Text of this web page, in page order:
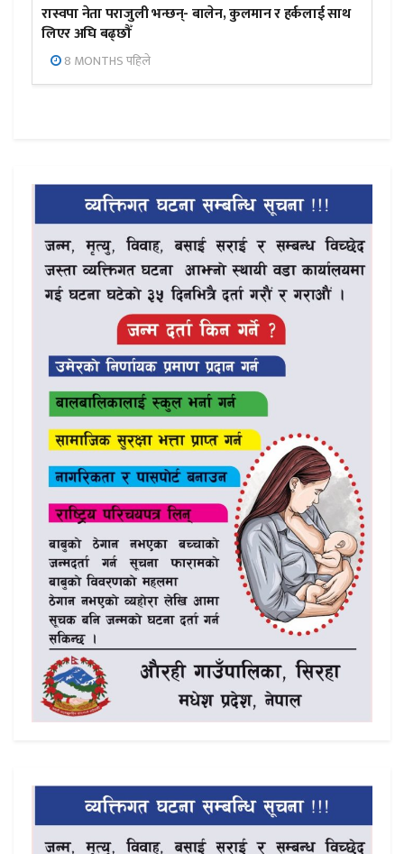
रास्वपा नेता पराजुली भन्छन्- बालेन, कुलमान र हर्कलाई साथ
लिएर अघि बढ्छौँ
8 MONTHS पहिले